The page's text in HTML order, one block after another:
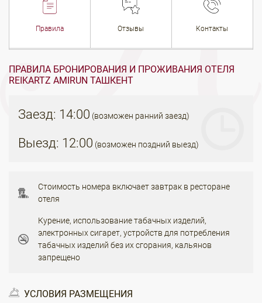
Правила Отзывы Контакты
ПРАВИЛА БРОНИРОВАНИЯ И ПРОЖИВАНИЯ ОТЕЛЯ
REIKARTZ AMIRUN ТАШКЕНТ
Заезд: 14:00 (возможен ранний заезд)
Выезд: 12:00 (возможен поздний выезд)
Стоимость номера включает завтрак в ресторане
отеля
Курение, использование табачных изделий,
электронных сигарет, устройств для потребления
табачных изделий без их сгорания, кальянов
запрещено
УСЛОВИЯ РАЗМЕЩЕНИЯ